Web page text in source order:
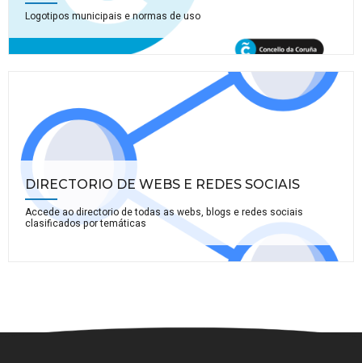
Logotipos municipais e normas de uso
DIRECTORIO DE WEBS E REDES SOCIAIS
Accede ao directorio de todas as webs, blogs e redes sociais
clasificados por temáticas